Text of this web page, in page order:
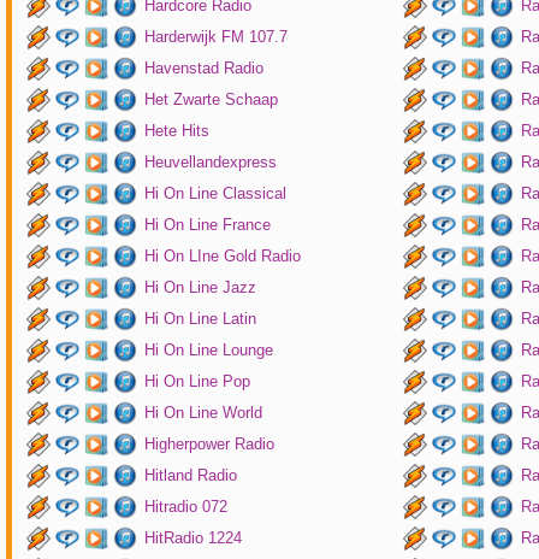
Hardcore Radio
Harderwijk FM 107.7
Havenstad Radio
Het Zwarte Schaap
Hete Hits
Heuvellandexpress
Hi On Line Classical
Hi On Line France
Hi On LIne Gold Radio
Hi On Line Jazz
Hi On Line Latin
Hi On Line Lounge
Hi On Line Pop
Hi On Line World
Higherpower Radio
Hitland Radio
Hitradio 072
HitRadio 1224